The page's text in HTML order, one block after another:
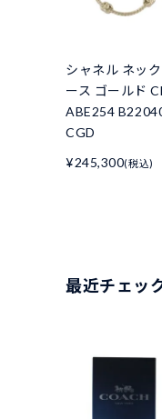
シャネル ネッ
ース ゴールド
ABE254
CGD
¥245,300(税込)
最近チェッ